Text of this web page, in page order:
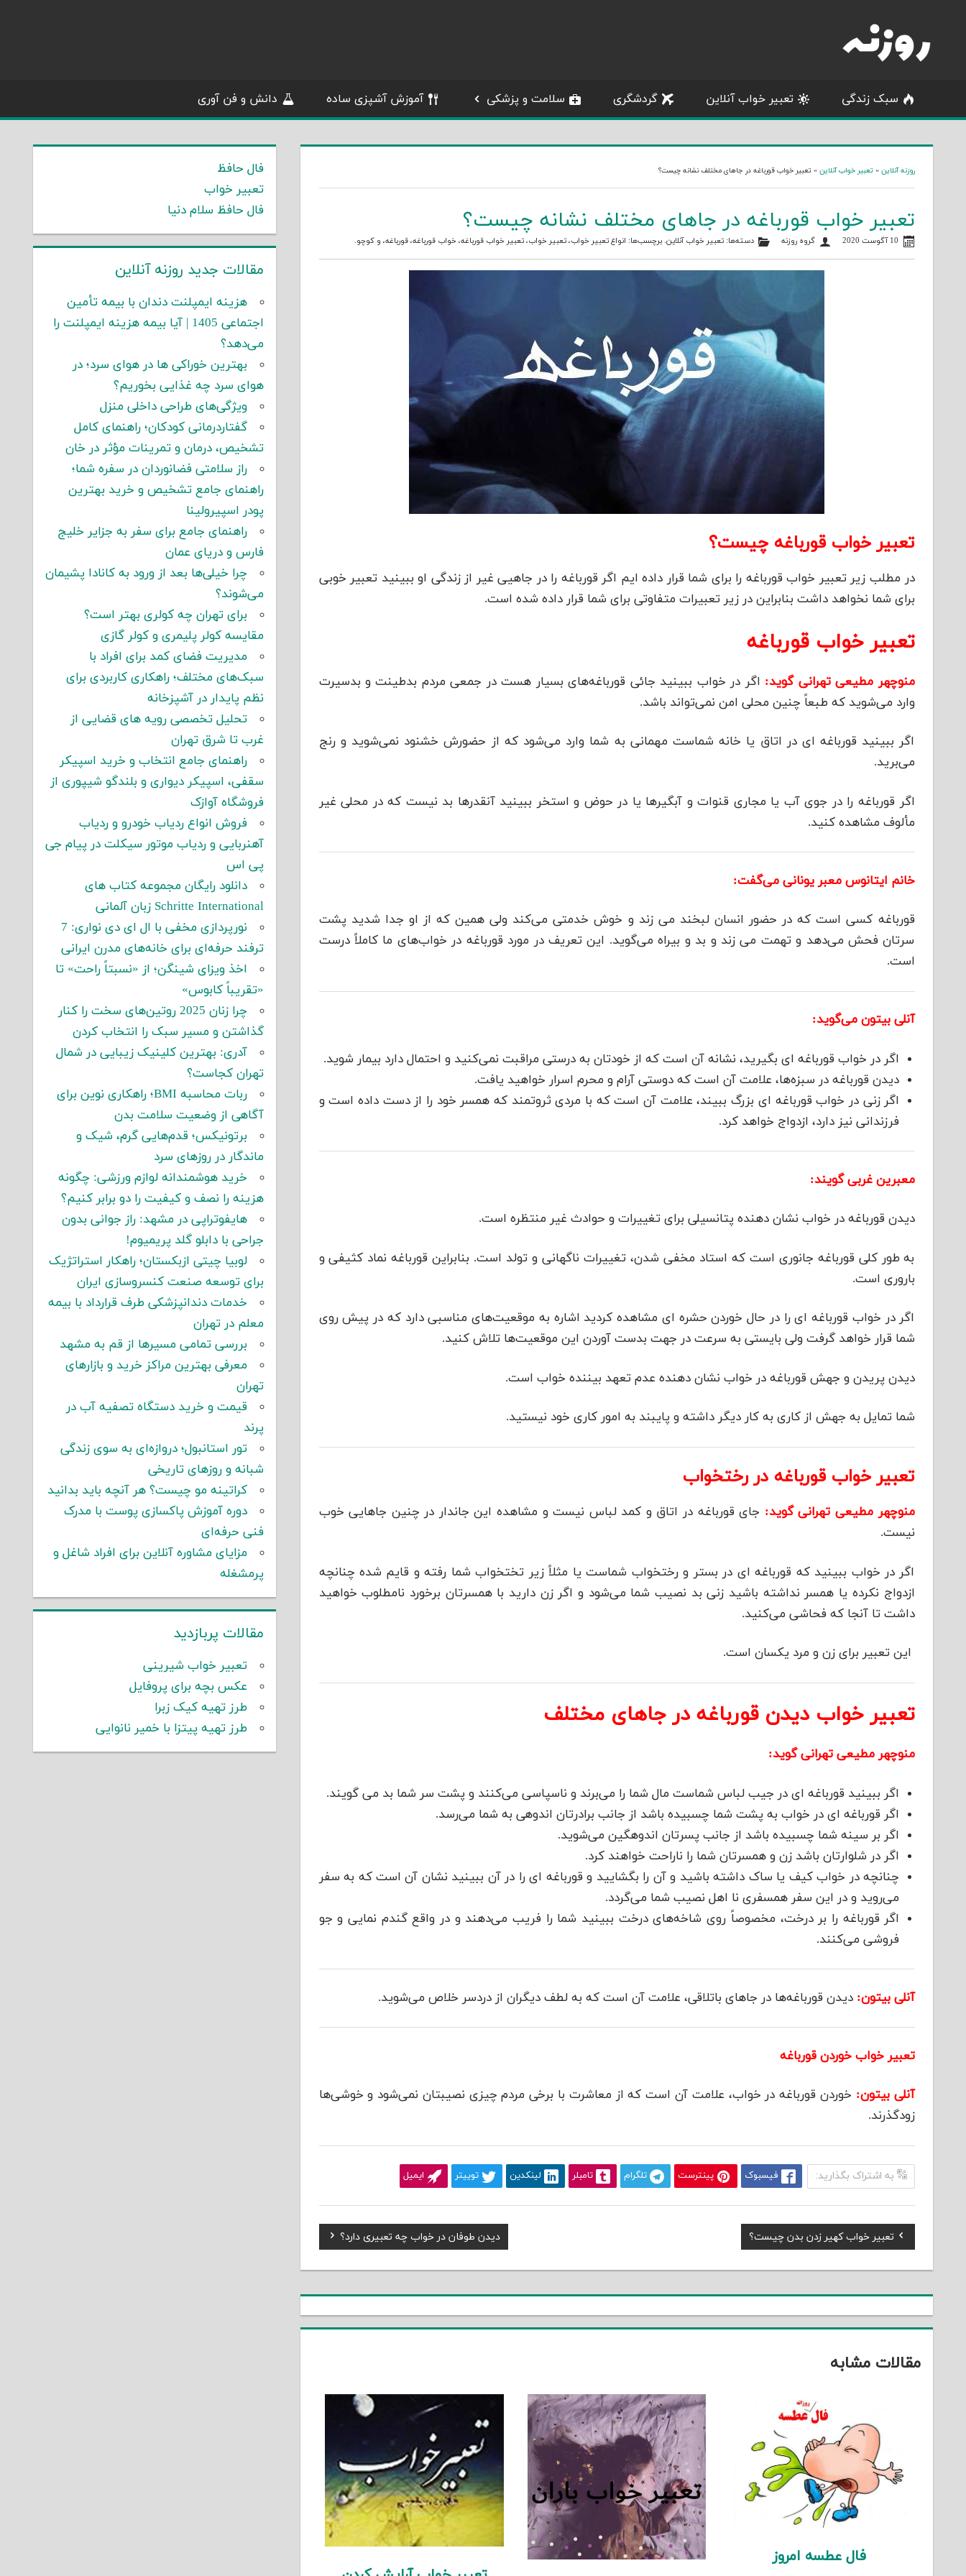
content
سبک زندگی تعبیر خواب آنلاین گردشگری سلامت و پزشکی آموزش آشپزی ساده دانش و فن آوری
روزنه آنلاین » تعبیر خواب آنلاین » تعبیر خواب قورباغه در جاهای مختلف نشانه چیست؟
تعبیر خواب قورباغه در جاهای مختلف نشانه چیست؟
10 آگوست 2020 گروه روزنه دسته‌ها:تعبیر خواب آنلاین. برچسب‌ها: انواع تعبیر خواب،تعبیر خواب،تعبیر خواب قورباغه،خواب قورباغه،قورباغه، وکوچو.
تعبیر خواب قورباغه چیست؟
در مطلب زیر تعبیر خواب قورباغه را برای شما قرار داده ایم اگر قورباغه را در جاهیی غیر از زندگی او ببینید تعبیر خوبی
برای شما نخواهد داشت بنابراین در زیر تعبیرات متفاوتی برای شما قرار داده شده است.
تعبیر خواب قورباغه
منوچهر مطیعی تهرانی گوید: اگر در خواب ببینید جائی قورباغه‌های بسیار هست در جمعی مردم بدطینت و بدسیرت
وارد می‌شوید که طبعاً چنین محلی امن نمی‌تواند باشد.
اگر ببینید قورباغه ای در اتاق یا خانه شماست مهمانی به شما وارد می‌شود که از حضورش خشنود نمی‌شوید و رنج
می‌برید.
اگر قورباغه را در جوی آب یا مجاری قنوات و آبگیرها یا در حوض و استخر ببینید آنقدرها بد نیست که در محلی غیر
مألوف مشاهده کنید.
خانم ایتانوس معبر یونانی می‌گفت:
قورباغه کسی است که در حضور انسان لبخند می زند و خوش خدمتی می‌کند ولی همین که از او جدا شدید پشت
سرتان فحش می‌دهد و تهمت می زند و بد و بیراه می‌گوید. این تعریف در مورد قورباغه در خواب‌های ما کاملاً درست
است.
آنلی بیتون می‌گوید:
اگر در خواب قورباغه ای بگیرید، نشانه آن است که از خودتان به درستی مراقبت نمی‌کنید و احتمال دارد بیمار شوید.
دیدن قورباغه در سبزه‌ها، علامت آن است که دوستی آرام و محرم اسرار خواهید یافت.
اگر زنی در خواب قورباغه ای بزرگ ببیند، علامت آن است که با مردی ثروتمند که همسر خود را از دست داده است و
فرزندانی نیز دارد، ازدواج خواهد کرد.
معبرین غربی گویند:
دیدن قورباغه در خواب نشان دهنده پتانسیلی برای تغییرات و حوادث غیر منتظره است.
به طور کلی قورباغه جانوری است که استاد مخفی شدن، تغییرات ناگهانی و تولد است. بنابراین قورباغه نماد کثیفی و
باروری است.
اگر در خواب قورباغه ای را در حال خوردن حشره ای مشاهده کردید اشاره به موقعیت‌های مناسبی دارد که در پیش روی
شما قرار خواهد گرفت ولی بایستی به سرعت در جهت بدست آوردن این موقعیت‌ها تلاش کنید.
دیدن پریدن و جهش قورباغه در خواب نشان دهنده عدم تعهد بیننده خواب است.
شما تمایل به جهش از کاری به کار دیگر داشته و پایبند به امور کاری خود نیستید.
تعبیر خواب قورباغه در رختخواب
منوچهر مطیعی تهرانی گوید: جای قورباغه در اتاق و کمد لباس نیست و مشاهده این جاندار در چنین جاهایی خوب
نیست.
اگر در خواب ببینید که قورباغه ای در بستر و رختخواب شماست یا مثلاً زیر تختخواب شما رفته و قایم شده چنانچه
ازدواج نکرده یا همسر نداشته باشید زنی بد نصیب شما می‌شود و اگر زن دارید با همسرتان برخورد نامطلوب خواهید
داشت تا آنجا که فحاشی می‌کنید.
این تعبیر برای زن و مرد یکسان است.
تعبیر خواب دیدن قورباغه در جاهای مختلف
منوچهر مطیعی تهرانی گوید:
اگر ببینید قورباغه ای در جیب لباس شماست مال شما را می‌برند و ناسپاسی می‌کنند و پشت سر شما بد می گویند.
اگر قورباغه ای در خواب به پشت شما چسبیده باشد از جانب برادرتان اندوهی به شما می‌رسد.
اگر بر سینه شما چسبیده باشد از جانب پسرتان اندوهگین می‌شوید.
اگر در شلوارتان باشد زن و همسرتان شما را ناراحت خواهند کرد.
چنانچه در خواب کیف یا ساک داشته باشید و آن را بگشایید و قورباغه ای را در آن ببینید نشان آن است که به سفر
می‌روید و در این سفر همسفری نا اهل نصیب شما می‌گردد.
اگر قورباغه را بر درخت، مخصوصاً روی شاخه‌های درخت ببینید شما را فریب می‌دهند و در واقع گندم نمایی و جو
فروشی می‌کنند.
آنلی بیتون: دیدن قورباغه‌ها در جاهای باتلاقی، علامت آن است که به لطف دیگران از دردسر خلاص می‌شوید.
تعبیر خواب خوردن قورباغه
آنلی بیتون: خوردن قورباغه در خواب، علامت آن است که از معاشرت با برخی مردم چیزی نصیبتان نمی‌شود و خوشی‌ها
زودگذرند.
به اشتراک بگذارید: فیسبوک پینترست تلگرام تامبلر لینکدین توییتر ایمیل
راهبری
نوشته
Previous
Post:
تعبیر خواب کهیر زدن بدن چیست؟
Next
Post:
دیدن طوفان در خواب چه تعبیری دارد؟
مقالات مشابه
فال عطسه امروز
فال حافظ
تعبیر خواب
فال حافظ سلام دنیا
مقالات جدید روزنه آنلاین
هزینه ایمپلنت دندان با بیمه تأمین
اجتماعی 1405 | آیا بیمه هزینه ایمپلنت را
می‌دهد؟
بهترین خوراکی ها در هوای سرد؛ در
هوای سرد چه غذایی بخوریم؟
ویژگی‌های طراحی داخلی منزل
گفتاردرمانی کودکان؛ راهنمای کامل
تشخیص، درمان و تمرینات مؤثر در خان
راز سلامتی فضانوردان در سفره شما؛
راهنمای جامع تشخیص و خرید بهترین
پودر اسپیرولینا
راهنمای جامع برای سفر به جزایر خلیج
فارس و دریای عمان
چرا خیلی‌ها بعد از ورود به کانادا پشیمان
می‌شوند؟
برای تهران چه کولری بهتر است؟
مقایسه کولر پلیمری و کولر گازی
مدیریت فضای کمد برای افراد با
سبک‌های مختلف؛ راهکاری کاربردی برای
نظم پایدار در آشپزخانه
تحلیل تخصصی رویه های قضایی از
غرب تا شرق تهران
راهنمای جامع انتخاب و خرید اسپیکر
سقفی، اسپیکر دیواری و بلندگو شیپوری از
فروشگاه آوازک
فروش انواع ردیاب خودرو و ردیاب
آهنربایی و ردیاب موتور سیکلت در پیام جی
پی اس
دانلود رایگان مجموعه کتاب های
Schritte International زبان آلمانی
نورپردازی مخفی با ال ای دی نواری: 7
ترفند حرفه‌ای برای خانه‌های مدرن ایرانی
اخذ ویزای شینگن؛ از «نسبتاً راحت» تا
«تقریباً کابوس»
چرا زنان 2025 روتین‌های سخت را کنار
گذاشتن و مسیر سبک را انتخاب کردن
آدری: بهترین کلینیک زیبایی در شمال
تهران کجاست؟
ربات محاسبه BMI؛ راهکاری نوین برای
آگاهی از وضعیت سلامت بدن
برتونیکس؛ قدم‌هایی گرم، شیک و
ماندگار در روزهای سرد
خرید هوشمندانه لوازم ورزشی: چگونه
هزینه را نصف و کیفیت را دو برابر کنیم؟
هایفوتراپی در مشهد: راز جوانی بدون
جراحی با دابلو گلد پریمیوم!
لوبیا چیتی ازبکستان؛ راهکار استراتژیک
برای توسعه صنعت کنسروسازی ایران
خدمات دندانپزشکی طرف قرارداد با بیمه
معلم در تهران
بررسی تمامی مسیرها از قم به مشهد
معرفی بهترین مراکز خرید و بازارهای
تهران
قیمت و خرید دستگاه تصفیه آب در
پرند
تور استانبول؛ دروازه‌ای به سوی زندگی
شبانه و روزهای تاریخی
کراتینه مو چیست؟ هر آنچه باید بدانید
دوره آموزش پاکسازی پوست با مدرک
فنی حرفه‌ای
مزایای مشاوره آنلاین برای افراد شاغل و
پرمشغله
مقالات پربازدید
تعبیر خواب شیرینی
عکس بچه برای پروفایل
طرز تهیه کیک زبرا
طرز تهیه پیتزا با خمیر نانوایی